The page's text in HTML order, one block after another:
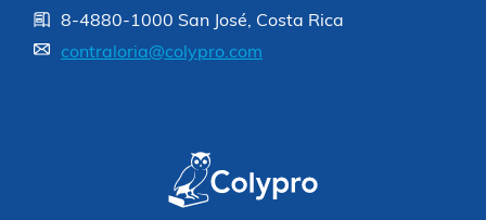
8-4880-1000 San José, Costa Rica
contraloria@colypro.com